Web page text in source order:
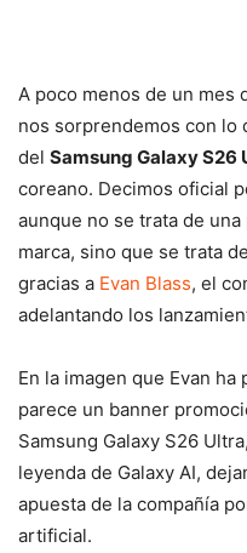
A poco menos de un mes
nos sorprendemos con lo
del Samsung Galaxy S26
coreano. Decimos oficial
aunque no se trata de
marca, sino que se trata
gracias a Evan Blass, el
adelantando los
En la imagen que Evan
parece un banner
Samsung Galaxy S26
leyenda de Galaxy AI,
apuesta de la compañía
artificial.